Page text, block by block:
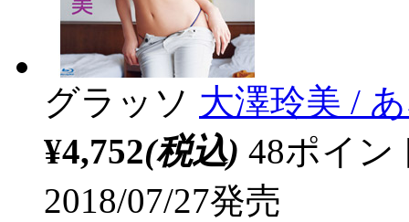
グラッソ 大澤玲美 /
¥4,752(税込) 48ポイ
2018/07/27発売